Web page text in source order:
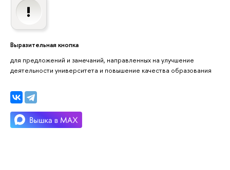
Выразительная кнопка
для предложений и замечаний, направленных на улучшение
деятельности университета и повышение качества образования